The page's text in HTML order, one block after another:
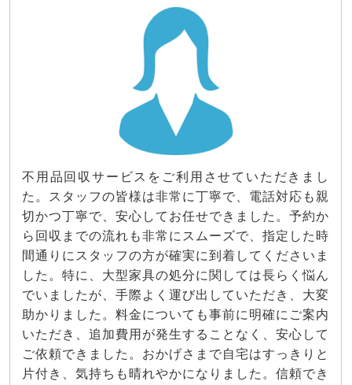
不用品回収サービスをご利用させていただきまし
た。スタッフの皆様は非常に丁寧で、電話対応も親
切かつ丁寧で、安心してお任せできました。予約か
ら回収までの流れも非常にスムーズで、指定した時
間通りにスタッフの方が確実に到着してくださいま
した。特に、大型家具の処分に関しては長らく悩ん
でいましたが、手際よく運び出していただき、大変
助かりました。料金についても事前に明確にご案内
いただき、追加費用が発生することなく、安心して
ご依頼できました。おかげさまで自宅はすっきりと
片付き、気持ちも晴れやかになりました。信頼でき